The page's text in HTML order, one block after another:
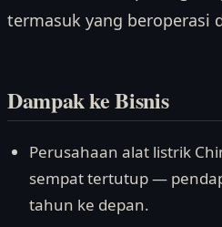
termasuk yang beroperasi
Dampak ke Bisnis
Perusahaan alat listrik
sempat tertutup —
tahun ke depan.